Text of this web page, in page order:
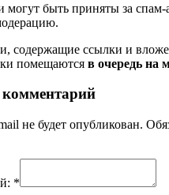
могут быть приняты за спам-
содержащие ссылки и
помещаются в очередь на
не будет опубликован.
*